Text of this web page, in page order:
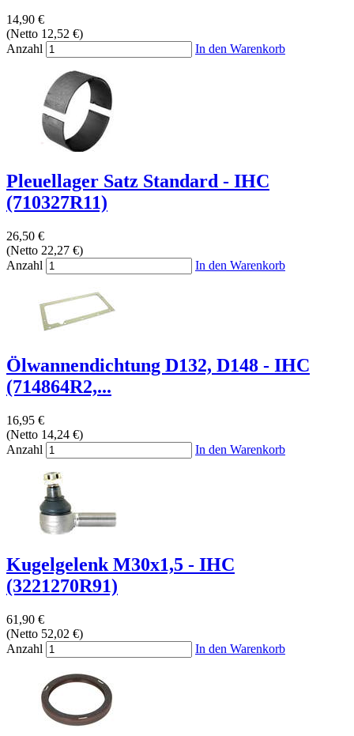
14,90 €
(Netto 12,52 €)
Anzahl
In den Warenkorb
Pleuellager Satz Standard - IHC
(710327R11)
26,50 €
(Netto 22,27 €)
Anzahl
In den Warenkorb
Ölwannendichtung D132, D148 - IHC
(714864R2,...
16,95 €
(Netto 14,24 €)
Anzahl
In den Warenkorb
Kugelgelenk M30x1,5 - IHC
(3221270R91)
61,90 €
(Netto 52,02 €)
Anzahl
In den Warenkorb